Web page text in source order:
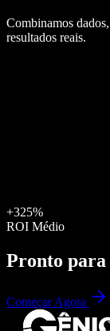
Combinamos
resultados reais.
+325%
ROI Médio
Pronto
Começar Agora